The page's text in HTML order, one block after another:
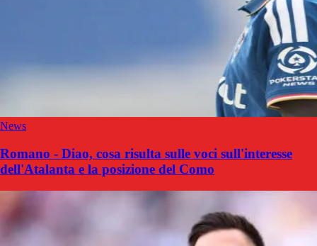
News
Romano - Diao, cosa risulta sulle voci sull'interesse
dell'Atalanta e la posizione del Como